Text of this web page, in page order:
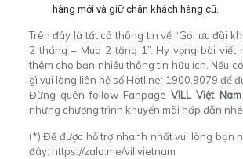
hàng mới và giữ chân khách hàng cũ.
Trên đây là tất cả thông tin về “Gói ưu đãi
2 tháng – Mua 2 tặng 1”. Hy vọng bài viết
thêm cho bạn nhiều thông tin hữu ích. Nếu
gì vui lòng liên hệ số Hotline: 1900.9079 để
Đừng quên follow FanpageVILL Việt Nam
những chương trình khuyến mãi hấp dẫn
(*) Để được hỗ trợ nhanh nhất vui lòng bạn
đây: https://zalo.me/villvietnam